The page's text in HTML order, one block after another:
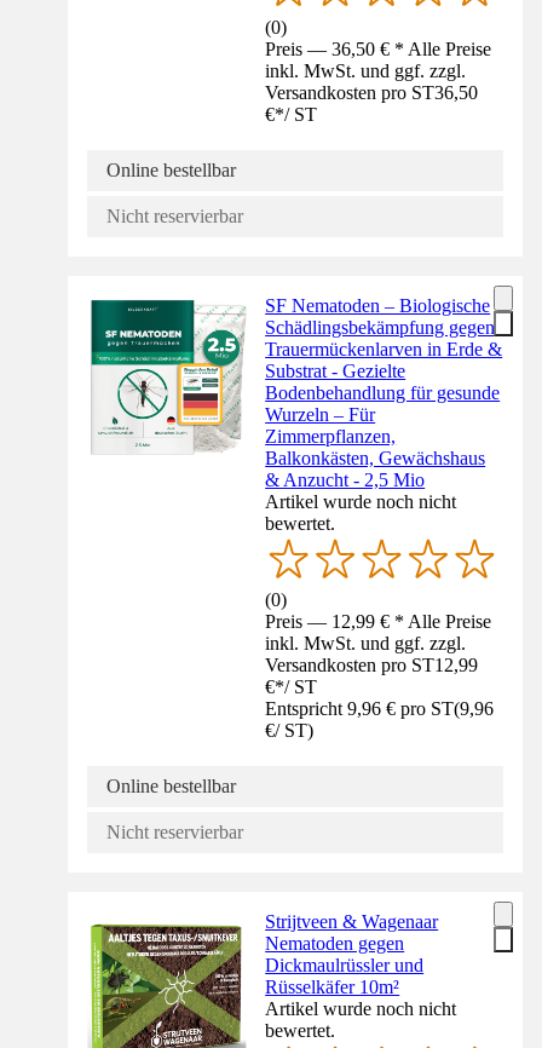
(0)
Preis — 36,50 € * Alle Preise
inkl. MwSt. und ggf. zzgl.
Versandkosten pro ST36,50
€*/ ST
Online bestellbar
Nicht reservierbar
SF Nematoden – Biologische
Schädlingsbekämpfung gegen
Trauermückenlarven in Erde &
Substrat - Gezielte
Bodenbehandlung für gesunde
Wurzeln – Für
Zimmerpflanzen,
Balkonkästen, Gewächshaus
& Anzucht - 2,5 Mio
Artikel wurde noch nicht
bewertet.
(0)
Preis — 12,99 € * Alle Preise
inkl. MwSt. und ggf. zzgl.
Versandkosten pro ST12,99
€*/ ST
Entspricht 9,96 € pro ST(9,96
€/ ST)
Online bestellbar
Nicht reservierbar
Strijtveen & Wagenaar
Nematoden gegen
Dickmaulrüssler und
Rüsselkäfer 10m²
Artikel wurde noch nicht
bewertet.